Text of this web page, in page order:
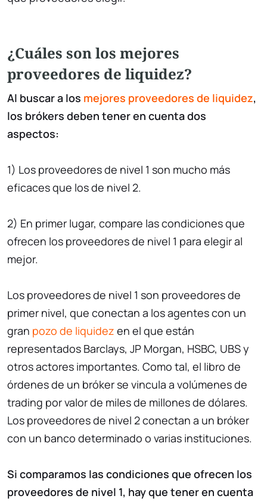
¿Cuáles son los mejores
proveedores de liquidez?
Al buscar a los mejores proveedores de liquidez,
los brókers deben tener en cuenta dos
aspectos:
1) Los proveedores de nivel 1 son mucho más
eficaces que los de nivel 2.
2) En primer lugar, compare las condiciones que
ofrecen los proveedores de nivel 1 para elegir al
mejor.
Los proveedores de nivel 1 son proveedores de
primer nivel, que conectan a los agentes con un
gran pozo de liquidez en el que están
representados Barclays, JP Morgan, HSBC, UBS y
otros actores importantes. Como tal, el libro de
órdenes de un bróker se vincula a volúmenes de
trading por valor de miles de millones de dólares.
Los proveedores de nivel 2 conectan a un bróker
con un banco determinado o varias instituciones.
Si comparamos las condiciones que ofrecen los
proveedores de nivel 1, hay que tener en cuenta